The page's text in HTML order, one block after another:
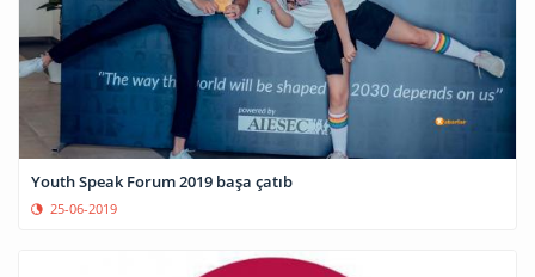
Youth Speak Forum 2019 başa çatıb
25-06-2019